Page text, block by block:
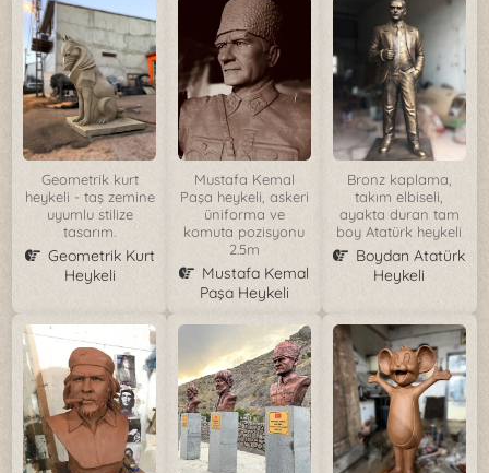
Geometrik kurt
heykeli - taş zemine
uyumlu stilize
tasarım.
Geometrik Kurt
Heykeli
Mustafa Kemal
Paşa heykeli, askeri
üniforma ve
komuta pozisyonu
2.5m
Mustafa Kemal
Paşa Heykeli
Bronz kaplama,
takım elbiseli,
ayakta duran tam
boy Atatürk heykeli
Boydan Atatürk
Heykeli